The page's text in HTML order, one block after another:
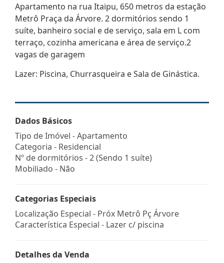
Apartamento na rua Itaipu, 650 metros da estação
Metrô Praça da Árvore. 2 dormitórios sendo 1
suíte, banheiro social e de serviço, sala em L com
terraço, cozinha americana e área de serviço.2
vagas de garagem
Lazer: Piscina, Churrasqueira e Sala de Ginástica.
Dados Básicos
Tipo de Imóvel - Apartamento
Categoria - Residencial
Nº de dormitórios - 2 (Sendo 1 suíte)
Mobiliado - Não
Categorias Especiais
Localização Especial - Próx Metrô Pç Árvore
Característica Especial - Lazer c/ piscina
Detalhes da Venda